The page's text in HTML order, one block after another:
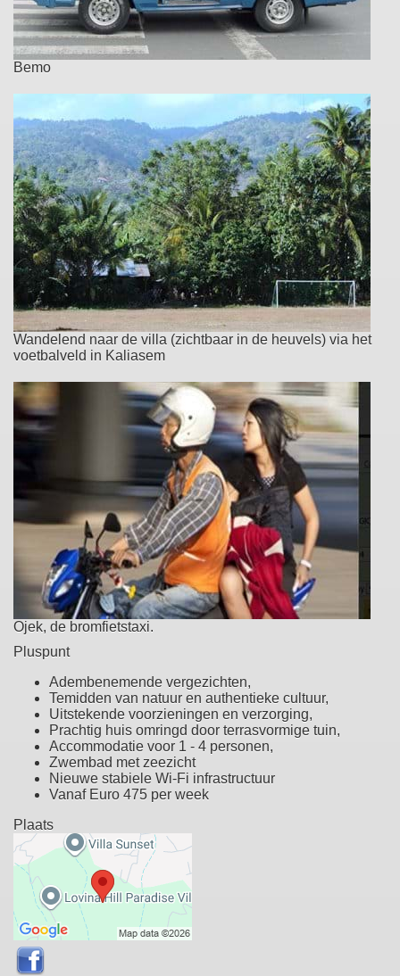
Bemo
Wandelend naar de villa (zichtbaar in de heuvels) via het
voetbalveld in Kaliasem
Ojek, de bromfietstaxi.
Pluspunt
Adembenemende vergezichten,
Temidden van natuur en authentieke cultuur,
Uitstekende voorzieningen en verzorging,
Prachtig huis omringd door terrasvormige tuin,
Accommodatie voor 1 - 4 personen,
Zwembad met zeezicht
Nieuwe stabiele Wi-Fi infrastructuur
Vanaf Euro 475 per week
Plaats